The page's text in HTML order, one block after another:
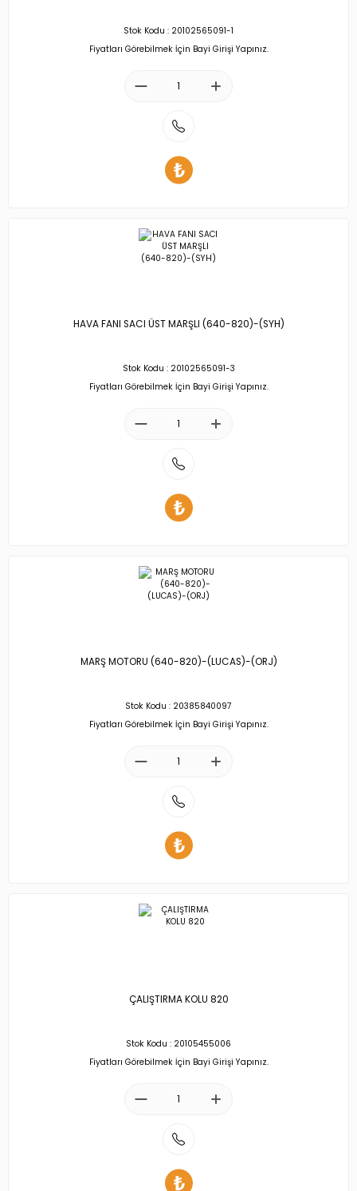
Stok Kodu : 20102565091-1
Fiyatları Görebilmek İçin Bayi Girişi Yapınız.
HAVA FANI SACI ÜST MARŞLI (640-820)-(SYH)
Stok Kodu : 20102565091-3
Fiyatları Görebilmek İçin Bayi Girişi Yapınız.
MARŞ MOTORU (640-820)-(LUCAS)-(ORJ)
Stok Kodu : 20385840097
Fiyatları Görebilmek İçin Bayi Girişi Yapınız.
ÇALIŞTIRMA KOLU 820
Stok Kodu : 20105455006
Fiyatları Görebilmek İçin Bayi Girişi Yapınız.